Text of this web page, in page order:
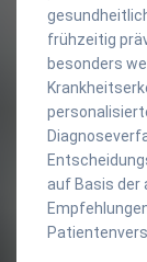
frühzeitig
besonders
auf Basis der